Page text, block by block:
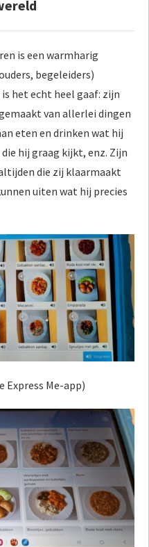
is een warmharig
begeleiders)
het echt heel gaaf: zijn
van allerlei dingen
eten en drinken wat hij
hij graag kijkt, enz. Zijn
die zij klaarmaakt
uiten wat hij precies
Express Me-app)